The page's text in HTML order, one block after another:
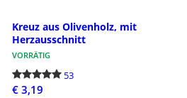
Kreuz aus Olivenholz, mit
Herzausschnitt
VORRÄTIG
53
€ 3,19